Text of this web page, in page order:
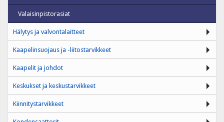
Valaisinpistorasiat
Hälytys ja valvontalaitteet
Kaapelinsuojaus ja -liitostarvikkeet
Kaapelit ja johdot
Keskukset ja keskustarvikkeet
Kiinnitystarvikkeet